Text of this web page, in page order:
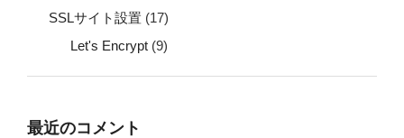
SSLサイト設置 (17)
Let's Encrypt (9)
最近のコメント